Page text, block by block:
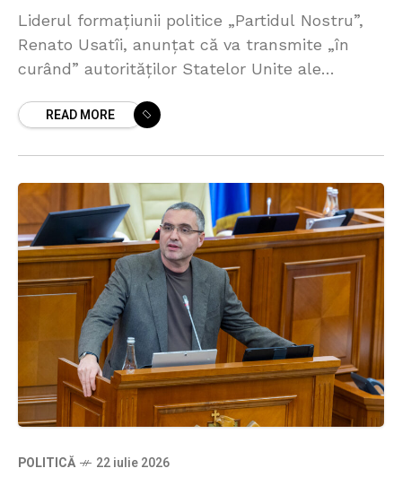
Liderul formațiunii politice „Partidul Nostru”,
Renato Usatîi, anunțat că va transmite „în
curând” autorităților Statelor Unite ale
Republicii Moldova implicați” în fraudele
READ MORE
POLITICĂ 22 iulie 2026